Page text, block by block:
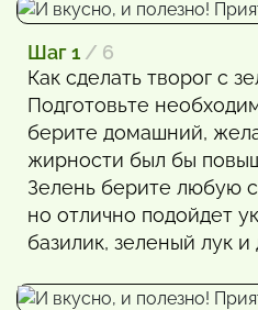
Шаг 1 / 6
Как сделать творог с
Подготовьте
берите домашний,
жирности был бы
Зелень берите любую
но отлично подойдет
базилик, зеленый лук и